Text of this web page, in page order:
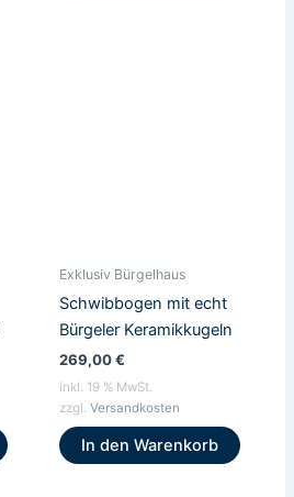
Exklusiv Bürgelhaus
Schwibbogen mit echt
Bürgeler Keramikkugeln
269,00€
inkl. 19 % MwSt.
zzgl. Versandkosten
In den Warenkorb